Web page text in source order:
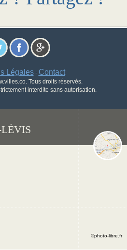
Légales- Contact
Tous droits réservés.
interdite sans autorisation.
©photo-libre.fr